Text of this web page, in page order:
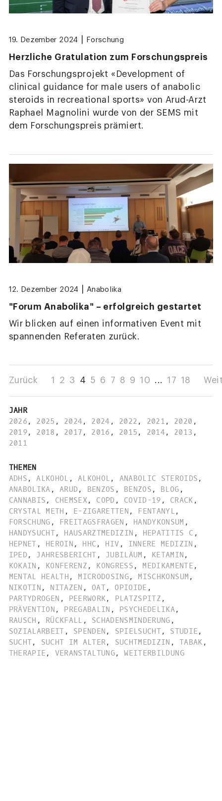
19. Dezember 2024 Forschung
Herzliche Gratulation zum Forschungspreis
Das Forschungsprojekt «Development of
clinical guidance for male users of anabolic
steroids in recreational sports» von Arud-Arzt
Raphael Magnolini wurde von der SEMS mit
dem Forschungspreis prämiert.
12. Dezember 2024 Anabolika
"Forum Anabolika" – erfolgreich gestartet
Wir blicken auf einen informativen Event mit
spannenden Referaten zurück.
Zurück 1 2 3 4 5 6 7 8 9 10 ... 17 18
JAHR
2026 , 2025 , 2024, 2024 , 2022 , 2021 , 2020 ,
2019, 2018 , 2017 , 2016 , 2015 , 2014, 2013 ,
2011
THEMEN
ADHS , ALKOHOL , ALKOHOL , ANABOLIC STEROIDS ,
ANABOLIKA , ARUD , BENZOS , BENZOS , BLOG ,
CANNABIS , CHEMSEX , COPD , COVID-19 , CRACK ,
CRYSTAL METH , E-ZIGARETTEN , FENTANYL ,
FORSCHUNG , FREITAGSFRAGEN , HANDYKONSUM ,
HANDYSUCHT, HAUSARZTMEDIZIN , HEPATITIS C ,
HEPNET , HEROIN , HHC , HIV , INNERE MEDIZIN ,
IPED , JAHRESBERICHT , JUBILÄUM , KETAMIN ,
KOKAIN , KONFERENZ , KONGRESS , MEDIKAMENTE ,
MENTAL HEALTH , MICRODOSING, MISCHKONSUM ,
NIKOTIN , NITAZEN , OAT, OPIOIDE ,
PARTYDROGEN , PEERWORK, PLATZSPITZ ,
PRÄVENTION , PREGABALIN , PSYCHEDELIKA,
RAUSCH , RÜCKFALL , SCHADENSMINDERUNG ,
SOZIALARBEIT , SPENDEN , SPIELSUCHT, STUDIE ,
SUCHT, SUCHT IM ALTER, SUCHTMEDIZIN , TABAK ,
THERAPIE , VERANSTALTUNG, WEITERBILDUNG